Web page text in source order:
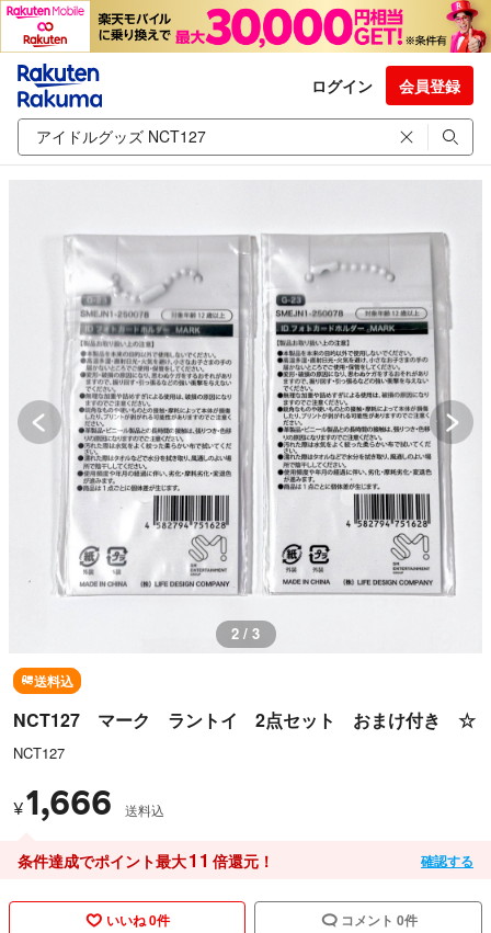
ログイン 会員登録
3 / 3
送料込
NCT127 マーク ラントイ 2点セット おまけ付き ☆
NCT127
¥1,666 送料込
条件達成でポイント最大11 倍還元！ 確認する
いいね 0件 コメント 0件